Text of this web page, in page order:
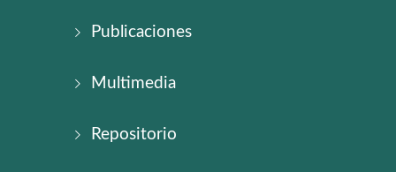
Publicaciones
Multimedia
Repositorio